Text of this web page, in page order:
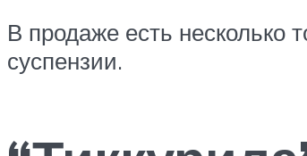
В продаже есть несколько
суспензии.